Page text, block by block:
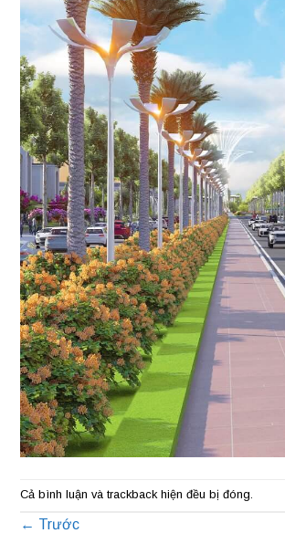
Cả bình luận và trackback hiện đều bị đóng.
← Trước